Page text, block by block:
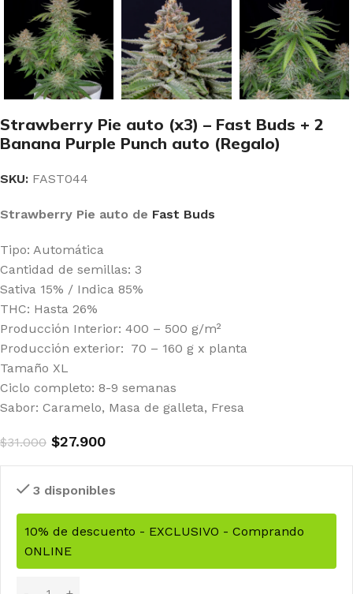
Strawberry Pie auto (x3) – Fast Buds + 2
Banana Purple Punch auto (Regalo)
SKU: FAST044
Strawberry Pie auto de Fast Buds
Tipo: Automática
Cantidad de semillas: 3
Sativa 15% / Indica 85%
THC: Hasta 26%
Producción Interior: 400 – 500 g/m²
Producción exterior: 70 – 160 g x planta
Tamaño XL
Ciclo completo: 8-9 semanas
Sabor: Caramelo, Masa de galleta, Fresa
$31.000 $27.900
3 disponibles
10% de descuento - EXCLUSIVO - Comprando
ONLINE